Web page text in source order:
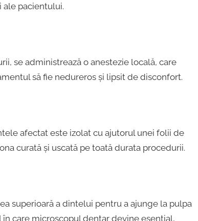
ale pacientului.
se administrează o anestezie locală, care
să fie nedureros și lipsit de disconfort.
afectat este izolat cu ajutorul unei folii de
curată și uscată pe toată durata procedurii.
superioară a dintelui pentru a ajunge la pulpa
care microscopul dentar devine esențial,